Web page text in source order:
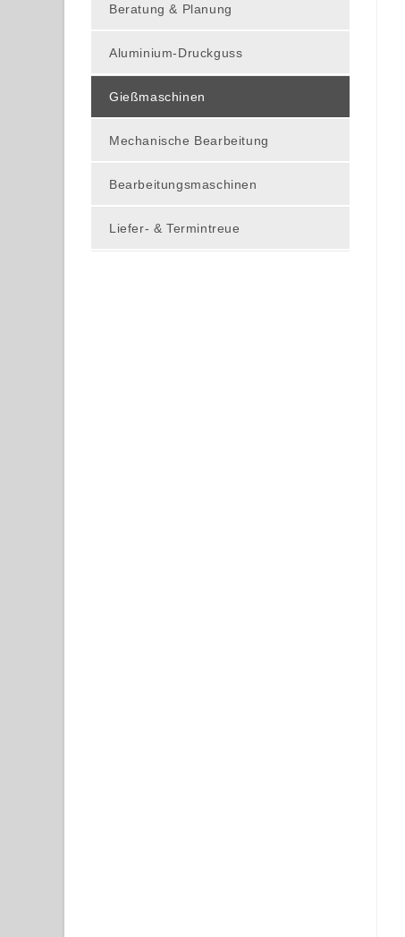
Beratung & Planung
Aluminium-Druckguss
Gießmaschinen
Mechanische Bearbeitung
Bearbeitungsmaschinen
Liefer- & Termintreue